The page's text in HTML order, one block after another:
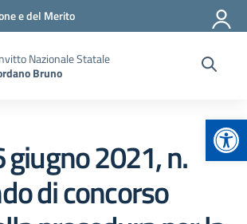
e del Merito
Nazionale Statale
Bruno
giugno 2021, n.
di concorso